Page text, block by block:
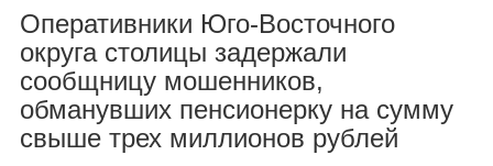
Оперативники Юго-Восточного
округа столицы задержали
сообщницу мошенников,
обманувших пенсионерку на сумму
свыше трех миллионов рублей